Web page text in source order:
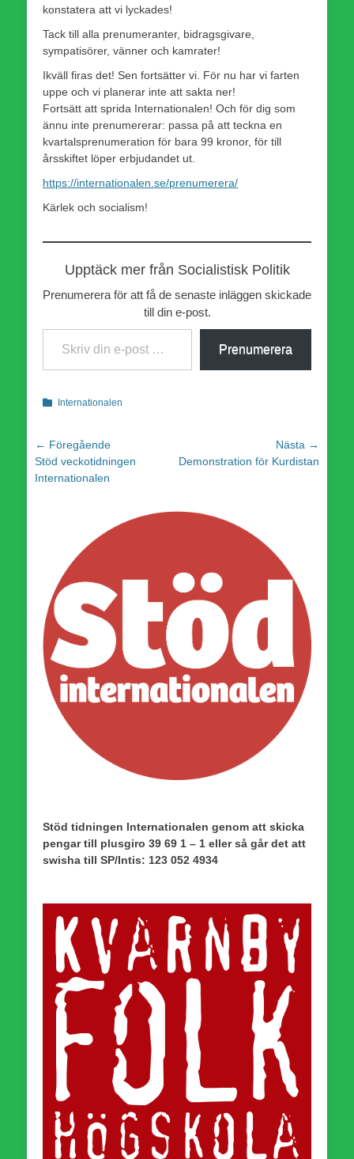
konstatera att vi lyckades!
Tack till alla prenumeranter, bidragsgivare,
sympatisörer, vänner och kamrater!
Ikväll firas det! Sen fortsätter vi. För nu har vi farten
uppe och vi planerar inte att sakta ner!
Fortsätt att sprida Internationalen! Och för dig som
ännu inte prenumererar: passa på att teckna en
kvartalsprenumeration för bara 99 kronor, för till
årsskiftet löper erbjudandet ut.
https://internationalen.se/prenumerera/
Kärlek och socialism!
Upptäck mer från Socialistisk Politik
Prenumerera för att få de senaste inläggen skickade
till din e-post.
Skriv din e-post …
Prenumerera
Kategorier
Internationalen
Inläggsnavigering
← Föregående
Föregående
inlägg:
Stöd veckotidningen
Internationalen
Nästa →
Nästa
Demonstration för Kurdistan
Stöd tidningen Internationalen genom att skicka
pengar till plusgiro 39 69 1 – 1 eller så går det att
swisha till SP/Intis: 123 052 4934